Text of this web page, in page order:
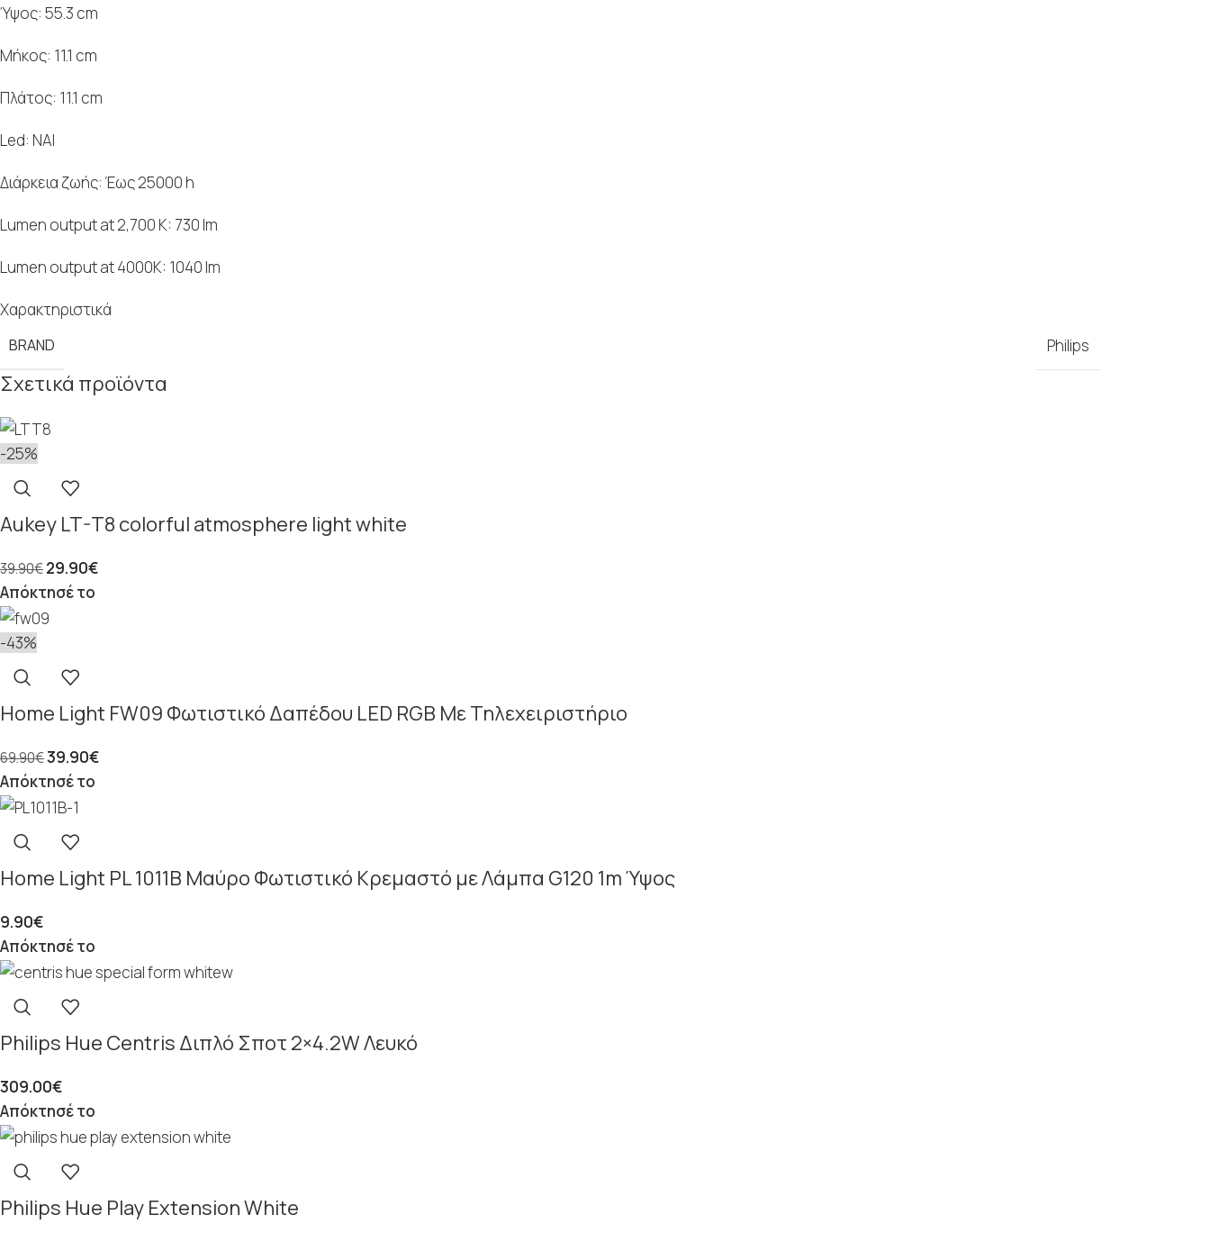
Ύψος: 55.3 cm
Mήκος: 11.1 cm
Πλάτος: 11.1 cm
Led: ΝΑΙ
Διάρκεια ζωής: Έως 25000 h
Lumen output at 2,700 K: 730 lm
Lumen output at 4000K: 1040 lm
Χαρακτηριστικά
BRAND Philips
Σχετικά προϊόντα
-25%
Aukey LT-T8 colorful atmosphere light white
39.90€29.90€
Απόκτησέ το
-43%
Home Light FW09 Φωτιστικό Δαπέδου LED RGB Με Τηλεχειριστήριο
69.90€39.90€
Απόκτησέ το
Home Light PL 1011Β Μαύρο Φωτιστικό Κρεμαστό με Λάμπα G120 1m Ύψος
9.90€
Απόκτησέ το
Philips Hue Centris Διπλό Σποτ 2×4.2W Λευκό
309.00€
Απόκτησέ το
Philips Hue Play Extension White